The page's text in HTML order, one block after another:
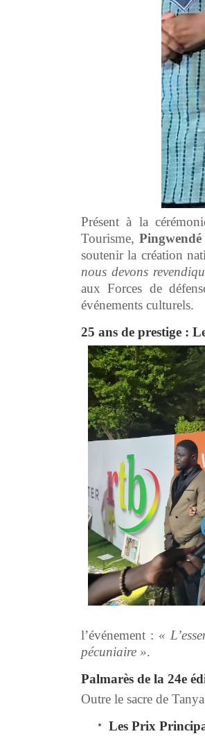
Présent à la
Tourisme,
soutenir la création
nous devons
aux Forces de
événements culturels.
25 ans de prestige :
l’événement : «
pécuniaire ».
Palmarès de la 24e
Outre le sacre de
Les Prix